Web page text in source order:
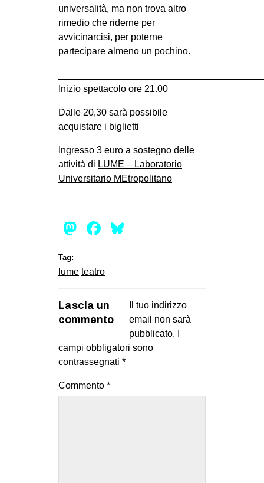
universalità, ma non trova altro
rimedio che riderne per
avvicinarcisi, per poterne
partecipare almeno un pochino.
Inizio spettacolo ore 21.00
Dalle 20,30 sarà possibile
acquistare i biglietti
Ingresso 3 euro a sostegno delle
attività di LUME – Laboratorio
Universitario MEtropolitano
Mastodon
Facebook
Tag:
lume teatro
Lascia un
commento
Il tuo indirizzo
email non sarà
pubblicato.
campi obbligatori sono
contrassegnati *
Commento *